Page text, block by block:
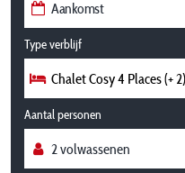
Type verblijf
Chalet Cosy 4 Places (+ 2)
Aantal personen